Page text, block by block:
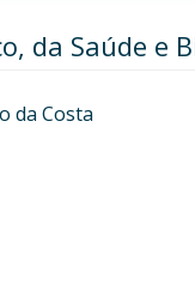
da Saúde e
da Costa